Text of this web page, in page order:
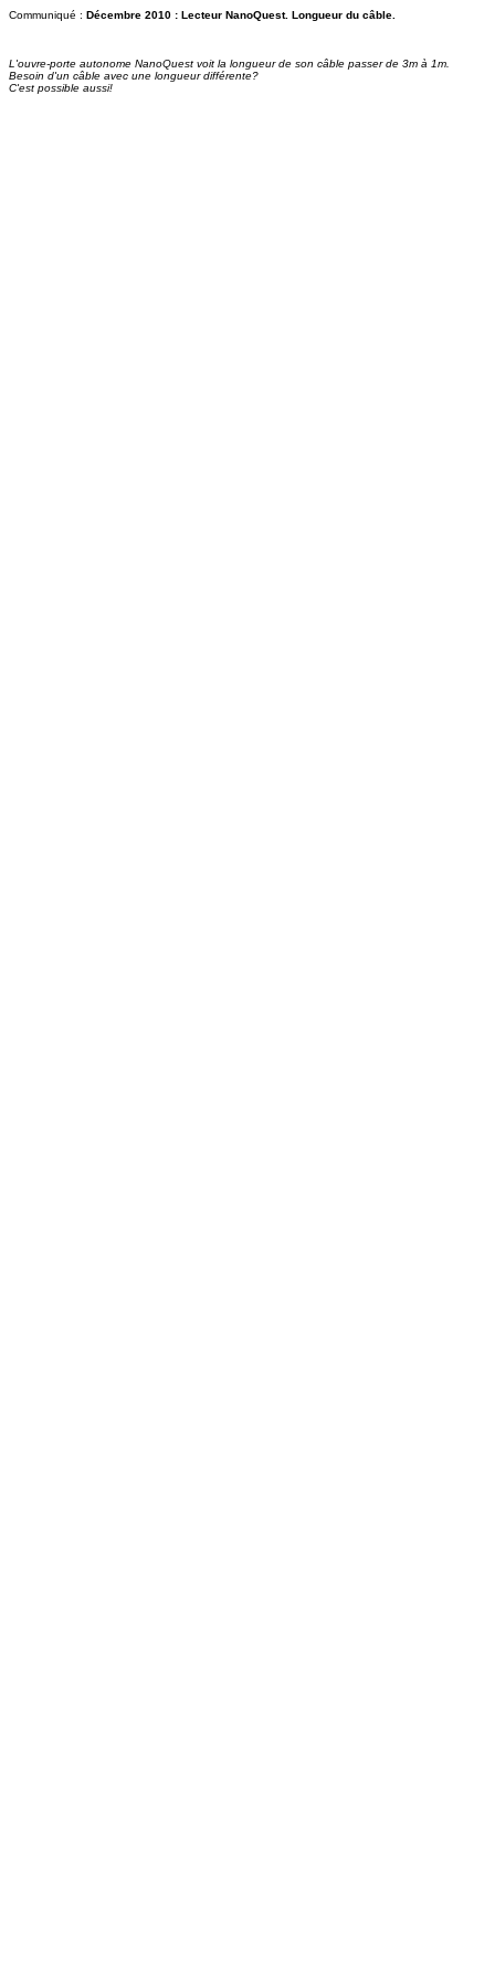
Communiqué : Décembre 2010 : Lecteur NanoQuest. Longueur du câble.
L'ouvre-porte autonome NanoQuest voit la longueur de son câble passer de 3m à 1m.
Besoin d'un câble avec une longueur différente?
C'est possible aussi!